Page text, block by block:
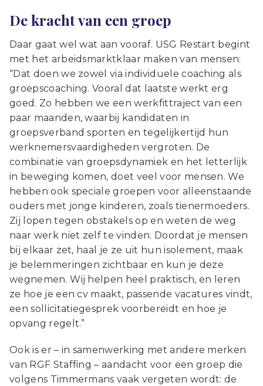
De kracht van een groep
Daar gaat wel wat aan vooraf. USG Restart begint
met het arbeidsmarktklaar maken van mensen:
“Dat doen we zowel via individuele coaching als
groepscoaching. Vooral dat laatste werkt erg
goed. Zo hebben we een werkfittraject van een
paar maanden, waarbij kandidaten in
groepsverband sporten en tegelijkertijd hun
werknemersvaardigheden vergroten. De
combinatie van groepsdynamiek en het letterlijk
in beweging komen, doet veel voor mensen. We
hebben ook speciale groepen voor alleenstaande
ouders met jonge kinderen, zoals tienermoeders.
Zij lopen tegen obstakels op en weten de weg
naar werk niet zelf te vinden. Doordat je mensen
bij elkaar zet, haal je ze uit hun isolement, maak
je belemmeringen zichtbaar en kun je deze
wegnemen. Wij helpen heel praktisch, en leren
ze hoe je een cv maakt, passende vacatures vindt,
een sollicitatiegesprek voorbereidt en hoe je
opvang regelt.”
Ook is er – in samenwerking met andere merken
van RGF Staffing – aandacht voor een groep die
volgens Timmermans vaak vergeten wordt: de